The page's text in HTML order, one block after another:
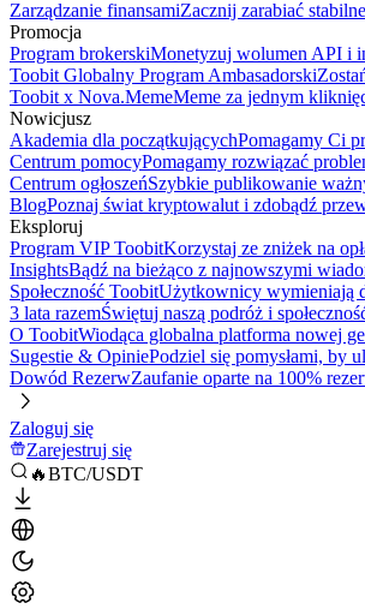
Zarządzanie finansamiZacznij zarabiać
Promocja
Program brokerskiMonetyzuj wolumen API i
Toobit Globalny Program Ambasadorski
Toobit x Nova.MemeMeme za jednym
Nowicjusz
Akademia dla początkującychPomagamy Ci
Centrum pomocyPomagamy rozwiązać
Centrum ogłoszeńSzybkie publikowanie
BlogPoznaj świat kryptowalut i zdobądź
Eksploruj
Program VIP ToobitKorzystaj ze zniżek na
InsightsBądź na bieżąco z najnowszymi
Społeczność ToobitUżytkownicy wymieniają
3 lata razemŚwiętuj naszą podróż i
O ToobitWiodąca globalna platforma nowej
Sugestie & OpiniePodziel się pomysłami, by
Dowód RezerwZaufanie oparte na 100%
Zaloguj się
Zarejestruj się
🔥BTC/USDT